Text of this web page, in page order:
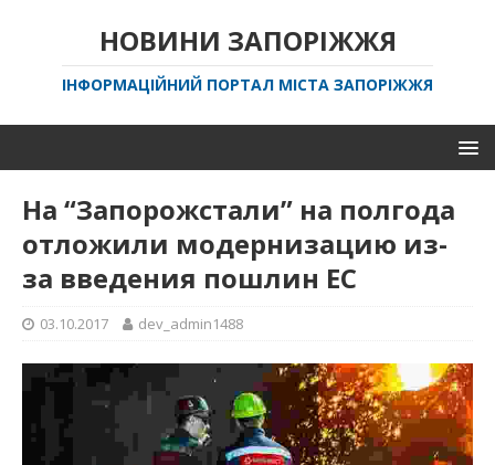
НОВИНИ ЗАПОРІЖЖЯ
ІНФОРМАЦІЙНИЙ ПОРТАЛ МІСТА ЗАПОРІЖЖЯ
На “Запорожстали” на полгода
отложили модернизацию из-
за введения пошлин ЕС
03.10.2017 dev_admin1488